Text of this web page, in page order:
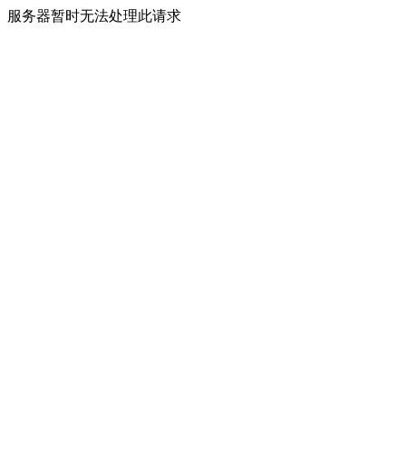
服务器暂时无法处理此请求